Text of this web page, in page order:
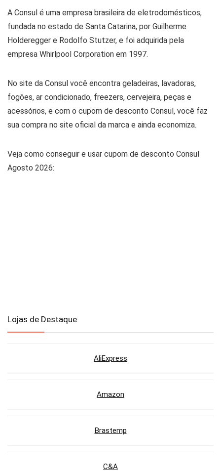
A Consul é uma empresa brasileira de eletrodomésticos,
fundada no estado de Santa Catarina, por Guilherme
Holderegger e Rodolfo Stutzer, e foi adquirida pela
empresa Whirlpool Corporation em 1997.
No site da Consul você encontra geladeiras, lavadoras,
fogões, ar condicionado, freezers, cervejeira, peças e
acessórios, e com o cupom de desconto Consul, você faz
sua compra no site oficial da marca e ainda economiza.
Veja como conseguir e usar cupom de desconto Consul
Agosto 2026:
Lojas de Destaque
AliExpress
Amazon
Brastemp
C&A